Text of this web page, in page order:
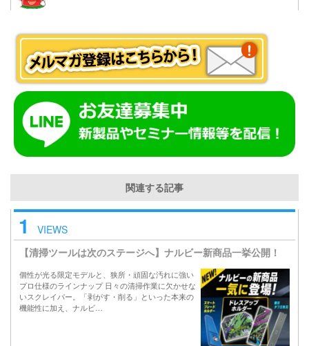
関連する記事
1
VIEWS
【清掃ツールは次のステージへ】ナルビー新商品一挙公開！
個性が光る限定モデルと、狭所・頑固な汚れに強い
プロ仕様のラインナップ 日々の清掃作業に欠かせな
いスクレイパー。「剥がす・削る」といった本来の
機能性に加え、ナルビ…